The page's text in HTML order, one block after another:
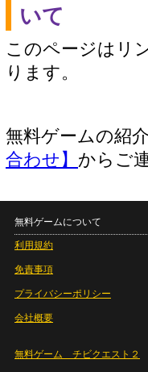
いて
このページはリ
ります。
無料ゲームの紹
合わせ】 からご
無料ゲームについて
利用規約
免責事項
プライバシーポリシー
会社概要
無料ゲーム チビクエスト２